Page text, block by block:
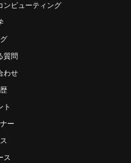
ンピューティング
質問
わせ
ト
ー
ス